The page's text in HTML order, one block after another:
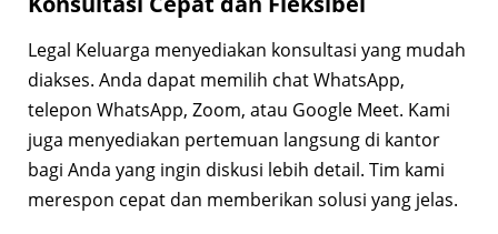
Legal Keluarga menyediakan konsultasi yang mudah
diakses. Anda dapat memilih chat WhatsApp,
telepon WhatsApp, Zoom, atau Google Meet. Kami
juga menyediakan pertemuan langsung di kantor
bagi Anda yang ingin diskusi lebih detail. Tim kami
merespon cepat dan memberikan solusi yang jelas.